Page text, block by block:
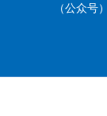
（公众号）